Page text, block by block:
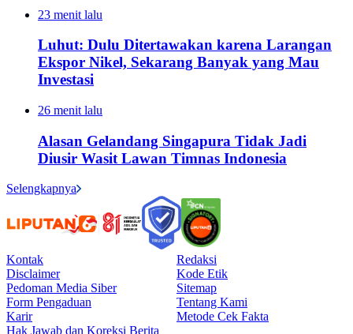
23 menit lalu
Luhut: Dulu Ditertawakan karena Larangan
Ekspor Nikel, Sekarang Banyak yang Mau
Investasi
26 menit lalu
Alasan Gelandang Singapura Tidak Jadi
Diusir Wasit Lawan Timnas Indonesia
Selengkapnya
Kontak
Redaksi
Disclaimer
Kode Etik
Pedoman Media Siber
Sitemap
Form Pengaduan
Tentang Kami
Karir
Metode Cek Fakta
Hak Jawab dan Koreksi Berita